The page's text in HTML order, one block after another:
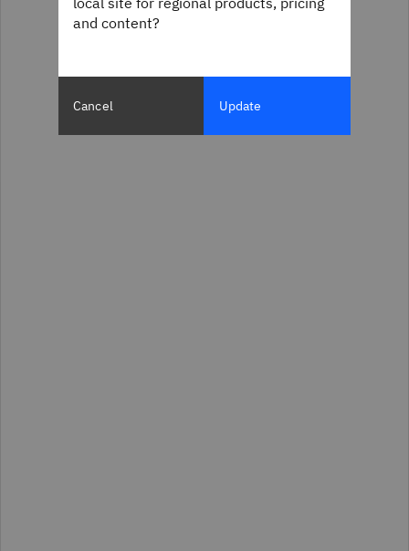
and content?
Cancel Update